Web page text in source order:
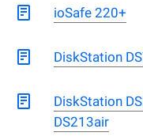
ioSafe 220+
DiskStation
DiskStation
DS213air